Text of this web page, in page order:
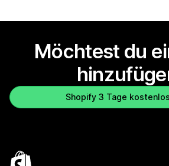
Möchtest du
Shopify 3 Tage